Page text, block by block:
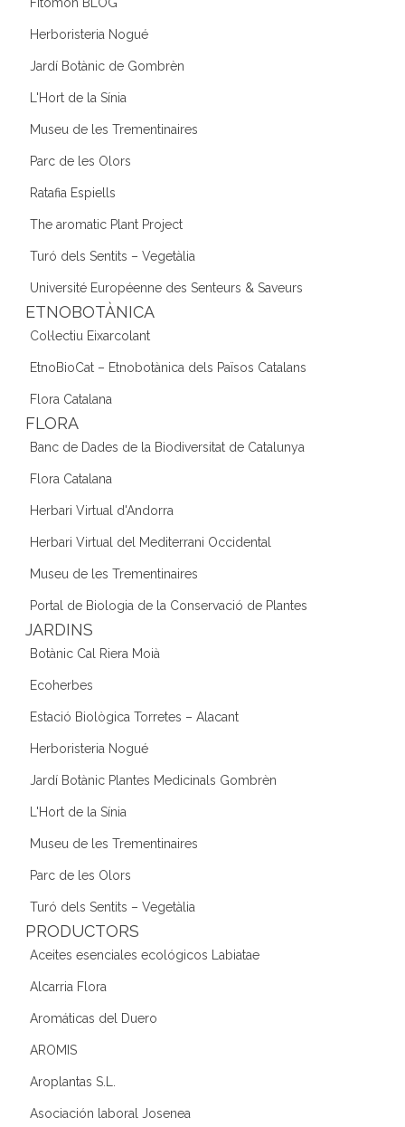
Fitomon BLOG
Herboristeria Nogué
Jardí Botànic de Gombrèn
L'Hort de la Sínia
Museu de les Trementinaires
Parc de les Olors
Ratafia Espiells
The aromatic Plant Project
Turó dels Sentits – Vegetàlia
Université Européenne des Senteurs & Saveurs
ETNOBOTÀNICA
Col·lectiu Eixarcolant
EtnoBioCat – Etnobotànica dels Països Catalans
Flora Catalana
FLORA
Banc de Dades de la Biodiversitat de Catalunya
Flora Catalana
Herbari Virtual d'Andorra
Herbari Virtual del Mediterrani Occidental
Museu de les Trementinaires
Portal de Biologia de la Conservació de Plantes
JARDINS
Botànic Cal Riera Moià
Ecoherbes
Estació Biològica Torretes – Alacant
Herboristeria Nogué
Jardí Botànic Plantes Medicinals Gombrèn
L'Hort de la Sínia
Museu de les Trementinaires
Parc de les Olors
Turó dels Sentits – Vegetàlia
PRODUCTORS
Aceites esenciales ecológicos Labiatae
Alcarria Flora
Aromáticas del Duero
AROMIS
Aroplantas S.L.
Asociación laboral Josenea